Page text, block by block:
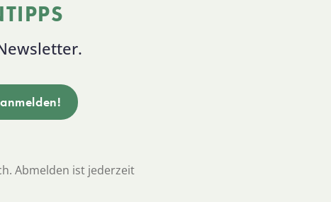
Abmelden ist jederzeit